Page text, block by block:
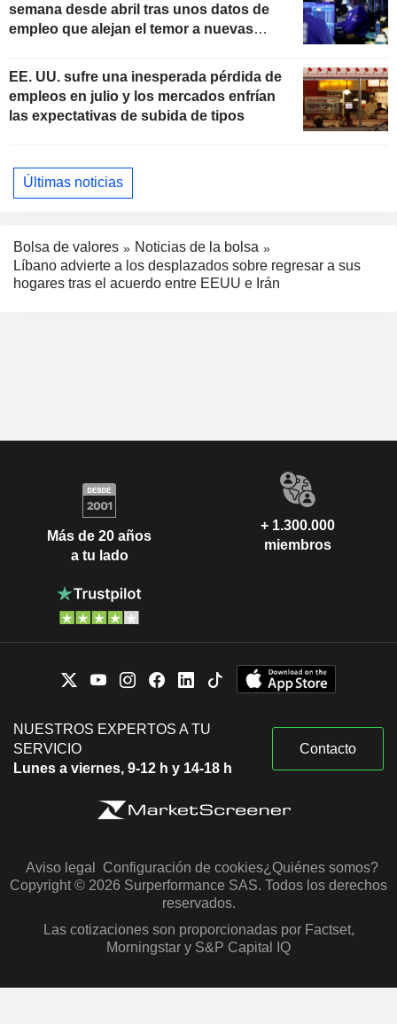
semana desde abril tras unos datos de
empleo que alejan el temor a nuevas
EE. UU. sufre una inesperada pérdida de
empleos en julio y los mercados enfrían
las expectativas de subida de tipos
Últimas noticias
Bolsa de valores
Noticias de la bolsa
Líbano advierte a los desplazados sobre regresar a sus
hogares tras el acuerdo entre EEUU e Irán
Más de 20 años
a tu lado
+ 1.300.000
miembros
NUESTROS EXPERTOS A TU
SERVICIO
Lunes a viernes, 9-12 h y 14-18 h
Contacto
Aviso legal Configuración de cookies¿Quiénes somos?
Copyright © 2026 Surperformance SAS. Todos los derechos
reservados.
Las cotizaciones son proporcionadas por Factset,
Morningstar y S&P Capital IQ